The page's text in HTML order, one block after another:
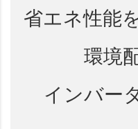
省エネ性能
環境
インバー